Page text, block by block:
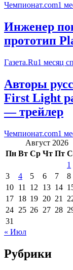
Чемпионат.com1
Инженер
прототип
Газета.Ru1 месяц
Авторы
First Light
— трейлер
Чемпионат.com1
Август 2026
Пн Вт Ср Чт Пт
1
3
4 5 6 7 8
10 11 12 13 14
17 18 19 20 21
24 25 26 27 28
31
« Июл
Рубрики